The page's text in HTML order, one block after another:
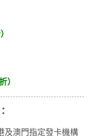
）
及澳門指定發卡機構